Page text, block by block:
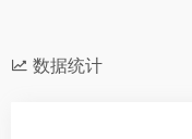
数据统计